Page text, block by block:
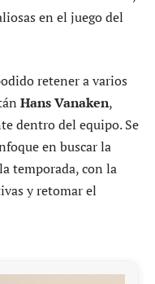
en el juego del
retener a varios
Hans Vanaken,
dentro del equipo. Se
en buscar la
temporada, con la
y retomar el